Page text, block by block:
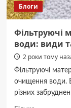
Блоги
Фільтруючі
води: види
2 роки тому
Фільтруючі
очищення води.
різних